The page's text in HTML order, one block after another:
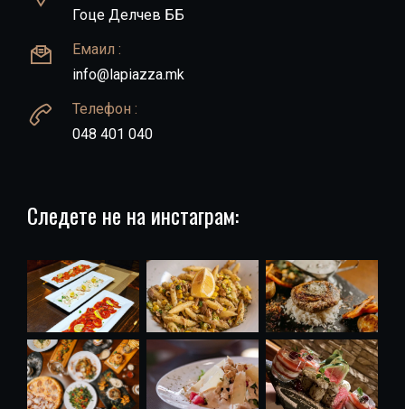
Гоце Делчев ББ
Емаил :
info@lapiazza.mk
Телефон :
048 401 040
Следете не на инстаграм: